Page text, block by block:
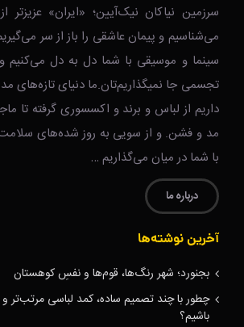
سرزمین نیاکان نیک‌‌‌آیین؛ «ایران» عزیزتر
می‌شناسیم و پیمان عاشقی را باز از سر
سینما و موسیقی با شما دل به دل می‌کنیم و
تجسمی جا نمیگذاریم‌تان.ما دنیای تازه‌های مد
داریم از لباس و برند و اکسسوری گرفته تا
مد و فشن. و از سویی به روز شده‌های
با شما در میان می‌گذاریم …
درباره ما
آخرین نوشته‌ها
بجنورد؛ شهر رنگ‌ها، قوم‌ها و نفسِ کوهستان
چطور با چند تصمیم ساده، کمد لباسی مرتب‌تر
باشیم؟